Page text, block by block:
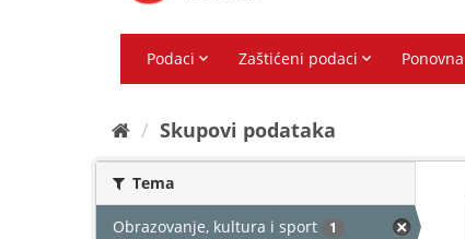
Skupovi podаtаkа
Tema
Obrazovanje, kultura i sport 1